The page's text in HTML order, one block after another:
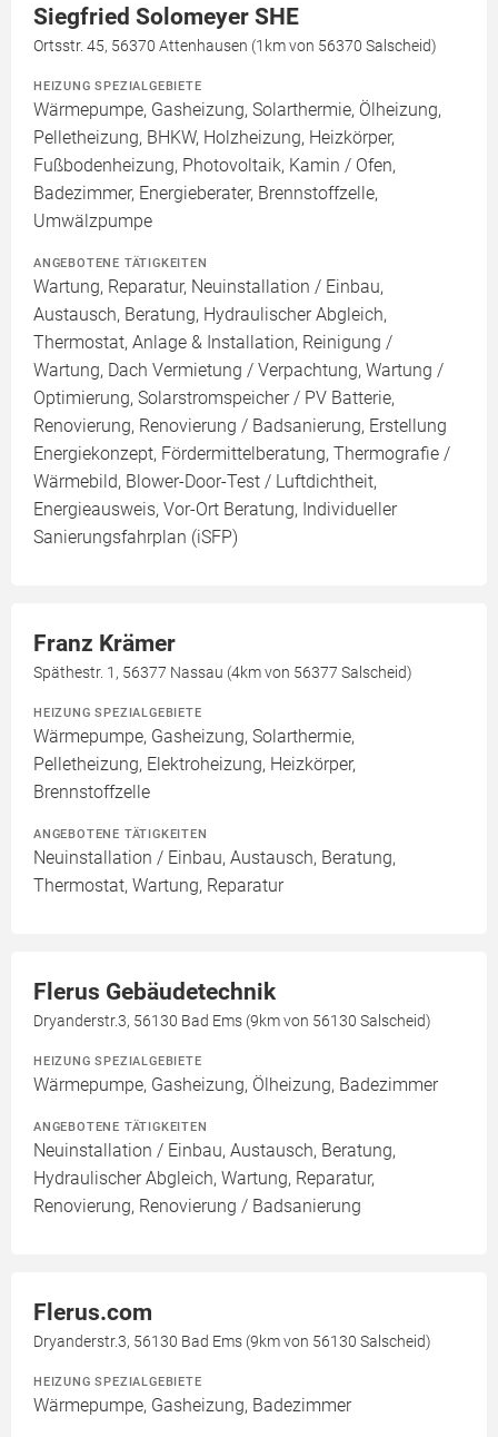
Siegfried Solomeyer SHE
Ortsstr. 45, 56370 Attenhausen (1km von 56370 Salscheid)
HEIZUNG SPEZIALGEBIETE
Wärmepumpe, Gasheizung, Solarthermie, Ölheizung,
Pelletheizung, BHKW, Holzheizung, Heizkörper,
Fußbodenheizung, Photovoltaik, Kamin / Ofen,
Badezimmer, Energieberater, Brennstoffzelle,
Umwälzpumpe
ANGEBOTENE TÄTIGKEITEN
Wartung, Reparatur, Neuinstallation / Einbau,
Austausch, Beratung, Hydraulischer Abgleich,
Thermostat, Anlage & Installation, Reinigung /
Wartung, Dach Vermietung / Verpachtung, Wartung /
Optimierung, Solarstromspeicher / PV Batterie,
Renovierung, Renovierung / Badsanierung, Erstellung
Energiekonzept, Fördermittelberatung, Thermografie /
Wärmebild, Blower-Door-Test / Luftdichtheit,
Energieausweis, Vor-Ort Beratung, Individueller
Sanierungsfahrplan (iSFP)
Franz Krämer
Späthestr. 1, 56377 Nassau (4km von 56377 Salscheid)
HEIZUNG SPEZIALGEBIETE
Wärmepumpe, Gasheizung, Solarthermie,
Pelletheizung, Elektroheizung, Heizkörper,
Brennstoffzelle
ANGEBOTENE TÄTIGKEITEN
Neuinstallation / Einbau, Austausch, Beratung,
Thermostat, Wartung, Reparatur
Flerus Gebäudetechnik
Dryanderstr.3, 56130 Bad Ems (9km von 56130 Salscheid)
HEIZUNG SPEZIALGEBIETE
Wärmepumpe, Gasheizung, Ölheizung, Badezimmer
ANGEBOTENE TÄTIGKEITEN
Neuinstallation / Einbau, Austausch, Beratung,
Hydraulischer Abgleich, Wartung, Reparatur,
Renovierung, Renovierung / Badsanierung
Flerus.com
Dryanderstr.3, 56130 Bad Ems (9km von 56130 Salscheid)
HEIZUNG SPEZIALGEBIETE
Wärmepumpe, Gasheizung, Badezimmer